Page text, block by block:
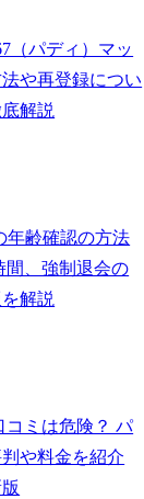
（パディ）マッ
や再登録につい
解説
年齢確認の方法
間、強制退会の
解説
コミは危険？ パ
や料金を紹介